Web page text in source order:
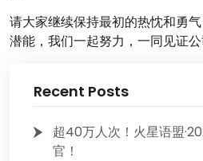
请大家继续保持最初的热忱和勇
潜能，我们一起努力，一同见证
Recent Posts
超40万人次！火星语盟
官！